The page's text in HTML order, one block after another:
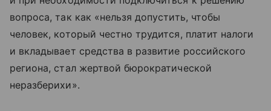
вопроса, так как «нельзя допустить, чтобы
человек, который честно трудится, платит налоги
и вкладывает средства в развитие российского
региона, стал жертвой бюрократической
неразберихи».